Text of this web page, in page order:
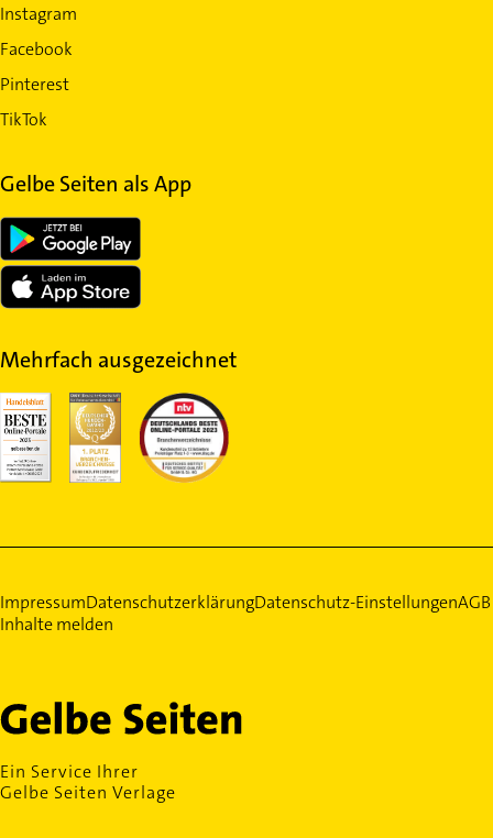
Instagram
Facebook
Pinterest
TikTok
Gelbe Seiten als App
Mehrfach ausgezeichnet
ImpressumDatenschutzerklärungDatenschutz-EinstellungenAGB
Inhalte melden
Ein Service Ihrer
Gelbe Seiten Verlage